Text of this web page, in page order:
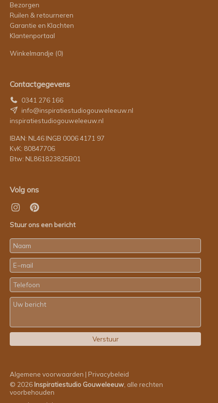
Bezorgen
Ruilen & retourneren
Garantie en Klachten
Klantenportaal
Winkelmandje (0)
Contactgegevens
0341 276 166
info@inspiratiestudiogouweleeuw.nl
inspiratiestudiogouweleeuw.nl
IBAN: NL46 INGB 0006 4171 97
KvK: 80847706
Btw: NL861823825B01
Volg ons
Stuur ons een bericht
Algemene voorwaarden | Privacybeleid
© 2026 Inspiratiestudio Gouweleeuw , alle rechten
voorbehouden